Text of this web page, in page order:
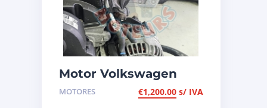
Motor Volkswagen
Polo 1.4 TDI de 2009,
de 80cv, ref BMS
MOTORES €1,200.00 s/ IVA